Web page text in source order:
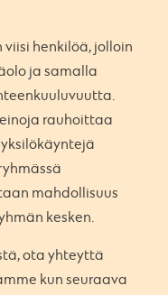
henkilöä, jolloin
ja samalla
rauhoittaa
mahdollisuus
kesken.
ota yhteyttä
kun seuraava